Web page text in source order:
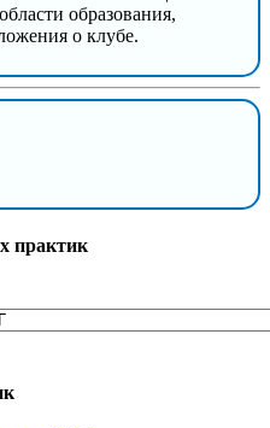
образования,
о клубе.
практик